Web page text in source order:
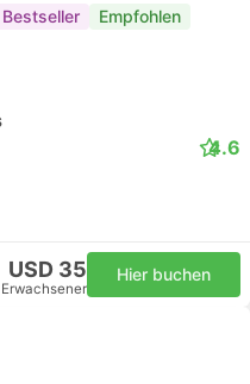
Bestseller Empfohlen
4.6
USD 35 Hier buchen